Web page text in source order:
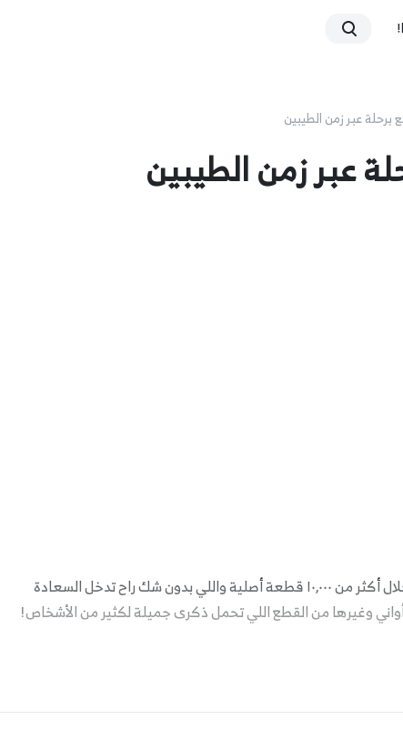
عبر زمن الطيبين
عبر زمن الطيبين
اكتشف الحياة العفوية والذكريات الجميلة لجيل الطيبين من خلال أكثر من ١٠,٠٠٠ قطعة أصلية واللي بدون شك راح تدخل السعادة
وغيرها من القطع اللي تحمل ذكرى جميلة لكثير من الأشخاص!